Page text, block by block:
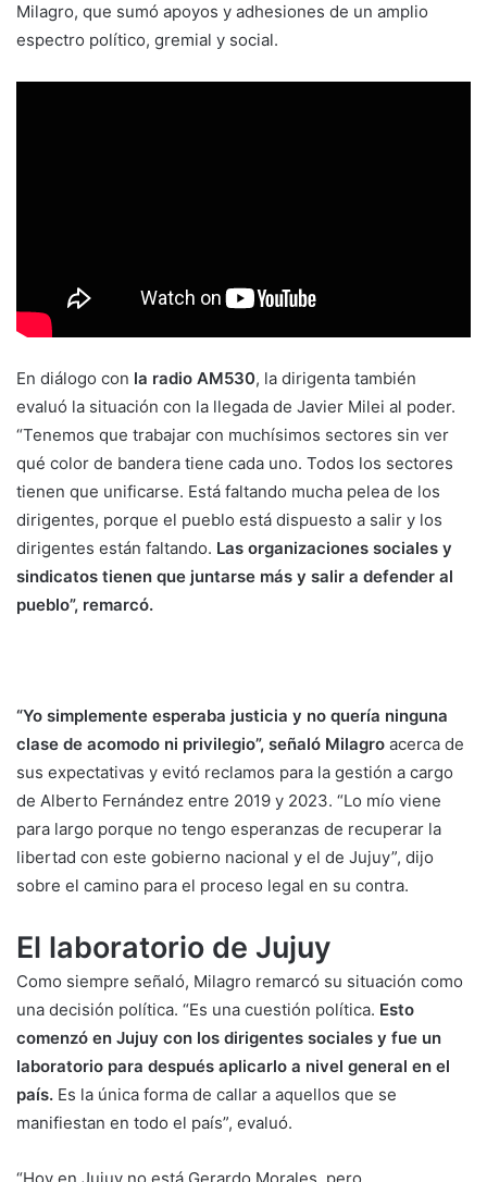
Milagro, que sumó apoyos y adhesiones de un amplio
espectro político, gremial y social.
En diálogo con la radio AM530, la dirigenta también
evaluó la situación con la llegada de Javier Milei al poder.
“Tenemos que trabajar con muchísimos sectores sin ver
qué color de bandera tiene cada uno. Todos los sectores
tienen que unificarse. Está faltando mucha pelea de los
dirigentes, porque el pueblo está dispuesto a salir y los
dirigentes están faltando. Las organizaciones sociales y
sindicatos tienen que juntarse más y salir a defender al
pueblo”, remarcó.
“Yo simplemente esperaba justicia y no quería ninguna
clase de acomodo ni privilegio”, señaló Milagro acerca de
sus expectativas y evitó reclamos para la gestión a cargo
de Alberto Fernández entre 2019 y 2023. “Lo mío viene
para largo porque no tengo esperanzas de recuperar la
libertad con este gobierno nacional y el de Jujuy”, dijo
sobre el camino para el proceso legal en su contra.
El laboratorio de Jujuy
Como siempre señaló, Milagro remarcó su situación como
una decisión política. “Es una cuestión política. Esto
comenzó en Jujuy con los dirigentes sociales y fue un
laboratorio para después aplicarlo a nivel general en el
país. Es la única forma de callar a aquellos que se
manifiestan en todo el país”, evaluó.